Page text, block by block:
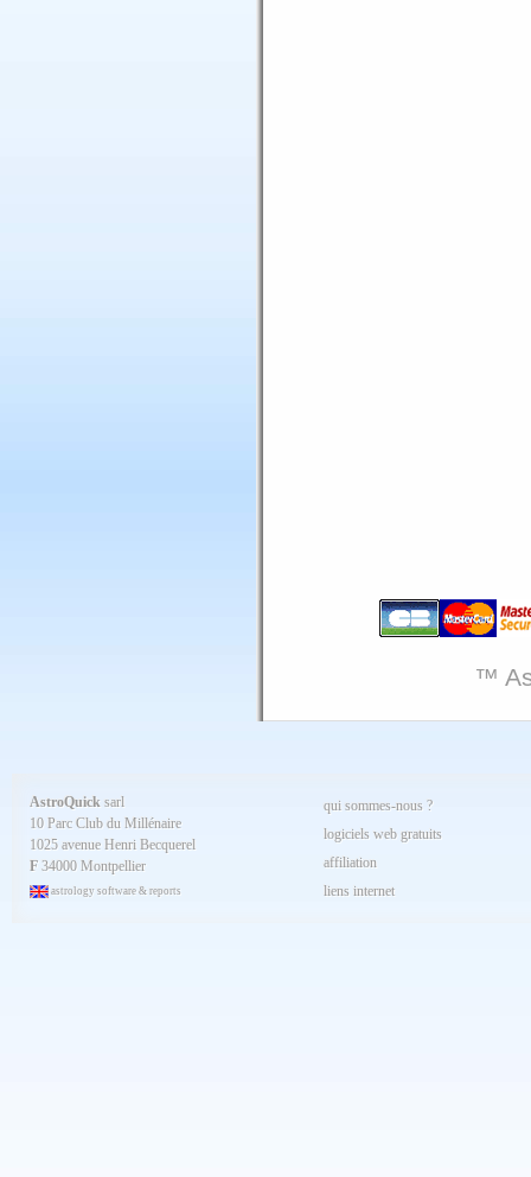
™
AstroQuick sarl
10 Parc Club du Millénaire
1025 avenue Henri Becquerel
F 34000 Montpellier
astrology software & reports
qui sommes-nous ?
logiciels web gratuits
affiliation
liens internet